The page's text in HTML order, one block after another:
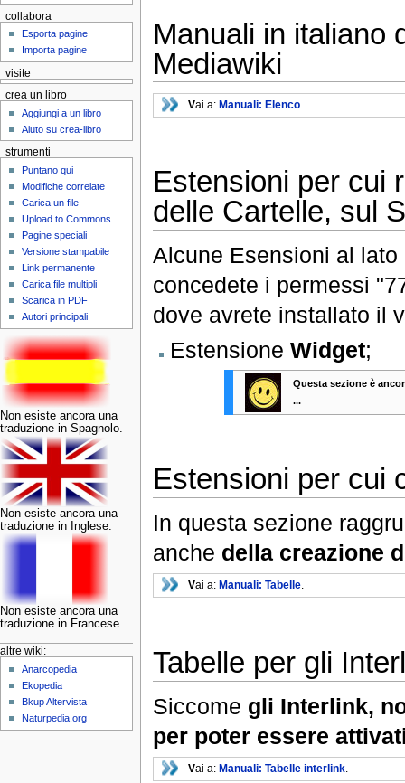
Manuali in italiano
Mediawiki
Vai a: Manuali: Elenco.
Estensioni per cui
delle Cartelle, sul
Alcune Esensioni al
concedete i permessi
dove avrete installato il
Estensione Widget;
Questa sezione è
...
Estensioni per cui
In questa sezione
anche della creazione
Vai a: Manuali: Tabelle.
Tabelle per gli
Siccome gli Interlink,
per poter essere
Vai a: Manuali: Tabelle interlink.
collabora
Esporta pagine
Importa pagine
visite
crea un libro
Aggiungi a un libro
Aiuto su crea-libro
strumenti
Puntano qui
Modifiche correlate
Carica un file
Upload to Commons
Pagine speciali
Versione stampabile
Link permanente
Carica file multipli
Scarica in PDF
Autori principali
Non esiste ancora una
traduzione in Spagnolo.
Non esiste ancora una
traduzione in Inglese.
Non esiste ancora una
traduzione in Francese.
altre wiki:
Anarcopedia
Ekopedia
Bkup Altervista
Naturpedia.org